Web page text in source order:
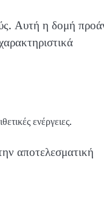
Αυτή η δομή
ενέργειες.
αποτελεσματική